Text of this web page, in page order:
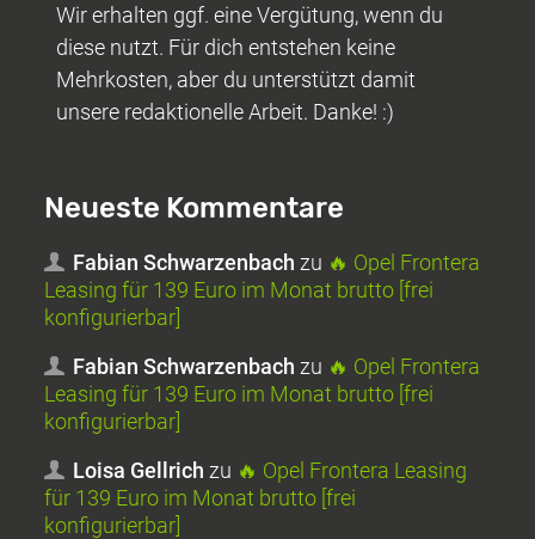
Wir erhalten ggf. eine Vergütung, wenn du
diese nutzt. Für dich entstehen keine
Mehrkosten, aber du unterstützt damit
unsere redaktionelle Arbeit. Danke! :)
Neueste Kommentare
Fabian Schwarzenbach zu 🔥 Opel Frontera
Leasing für 139 Euro im Monat brutto [frei
konfigurierbar]
Fabian Schwarzenbach zu 🔥 Opel Frontera
Leasing für 139 Euro im Monat brutto [frei
konfigurierbar]
Loisa Gellrich zu 🔥 Opel Frontera Leasing
für 139 Euro im Monat brutto [frei
konfigurierbar]